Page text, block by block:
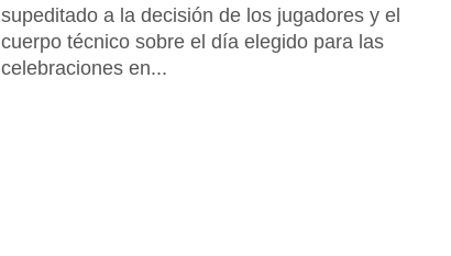
supeditado a la decisión de los jugadores y el
cuerpo técnico sobre el día elegido para las
celebraciones en...